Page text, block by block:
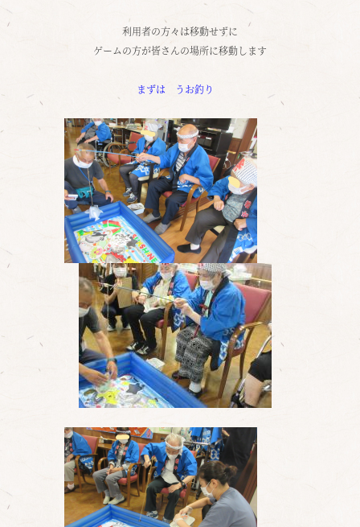
利用者の方々は移動せずに
ゲームの方が皆さんの場所に移動します
まずは うお釣り